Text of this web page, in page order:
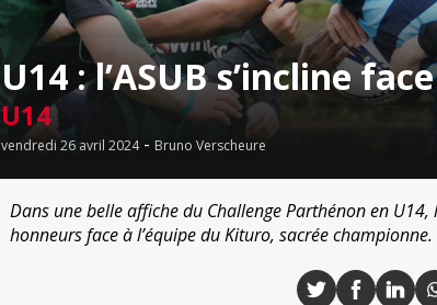
U14 : l’ASUB s’incline
U14
vendredi 26 avril 2024- Bruno Verscheure
Dans une belle affiche du Challenge Parthénon en U14,
honneurs face à l’équipe du Kituro, sacrée championne.